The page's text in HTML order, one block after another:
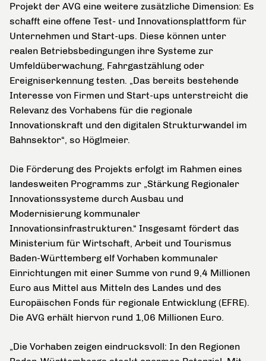
Projekt der AVG eine weitere zusätzliche Dimension: Es
schafft eine offene Test- und Innovationsplattform für
Unternehmen und Start-ups. Diese können unter
realen Betriebsbedingungen ihre Systeme zur
Umfeldüberwachung, Fahrgastzählung oder
Ereigniserkennung testen. „Das bereits bestehende
Interesse von Firmen und Start-ups unterstreicht die
Relevanz des Vorhabens für die regionale
Innovationskraft und den digitalen Strukturwandel im
Bahnsektor“, so Höglmeier.
Die Förderung des Projekts erfolgt im Rahmen eines
landesweiten Programms zur „Stärkung Regionaler
Innovationssysteme durch Ausbau und
Modernisierung kommunaler
Innovationsinfrastrukturen.“ Insgesamt fördert das
Ministerium für Wirtschaft, Arbeit und Tourismus
Baden-Württemberg elf Vorhaben kommunaler
Einrichtungen mit einer Summe von rund 9,4 Millionen
Euro aus Mittel aus Mitteln des Landes und des
Europäischen Fonds für regionale Entwicklung (EFRE).
Die AVG erhält hiervon rund 1,06 Millionen Euro.
„Die Vorhaben zeigen eindrucksvoll: In den Regionen